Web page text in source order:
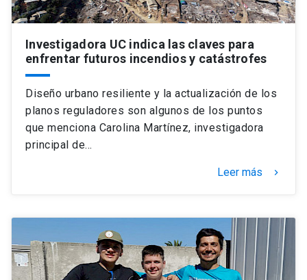
Investigadora UC indica las claves para
enfrentar futuros incendios y catástrofes
Diseño urbano resiliente y la actualización de los
planos reguladores son algunos de los puntos
que menciona Carolina Martínez, investigadora
principal de…
Leer más keyboard_arrow_right